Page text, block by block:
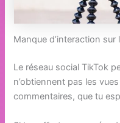
Manque d’interaction sur
Le réseau social TikTok
n’obtiennent pas les
commentaires, que tu